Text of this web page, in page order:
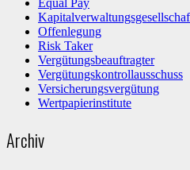
Equal Pay
Offenlegung
Risk Taker
Vergütungsbeauftragter
Vergütungskontrollausschuss
Versicherungsvergütung
Wertpapierinstitute
Archiv